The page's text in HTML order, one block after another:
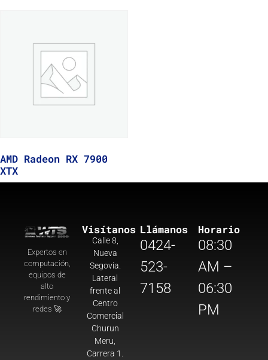
AMD Radeon RX 7900
XTX
Expertos en
computación,
equipos de
alto
rendimiento y
redes 🚀
Visítanos
Calle 8,
Nueva
Segovia.
Lateral
frente al
Centro
Comercial
Churun
Meru,
Carrera 1.
Llámanos
0424-
523-
7158
Horario
08:30
AM –
06:30
PM